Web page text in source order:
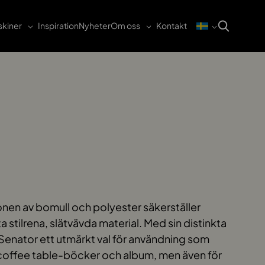
InspirationNyheterOm oss Kontakt
av bomull och polyester säkerställer
stilrena, slätvävda material. Med sin distinkta
ett utmärkt val för användning som
table-böcker och album, men även för